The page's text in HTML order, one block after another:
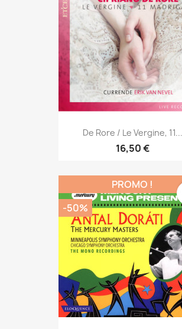
De Rore / Le Vergine, 11...
16,50 €
PROMO !
-50%